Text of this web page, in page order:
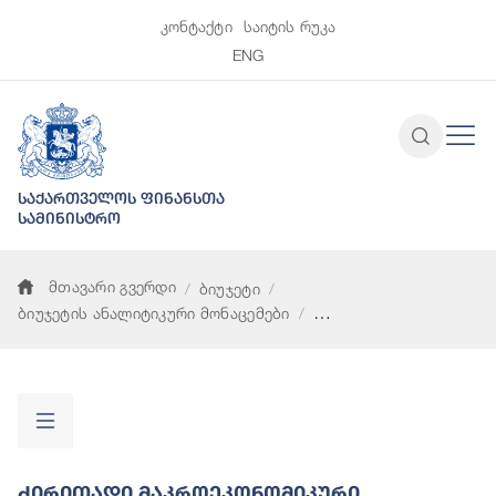
კონტაქტი
საიტის რუკა
ENG
საქართველოს ფინანსთა
სამინისტრო
მთავარი გვერდი
ბიუჯეტი
ბიუჯეტის ანალიტიკური მონაცემები